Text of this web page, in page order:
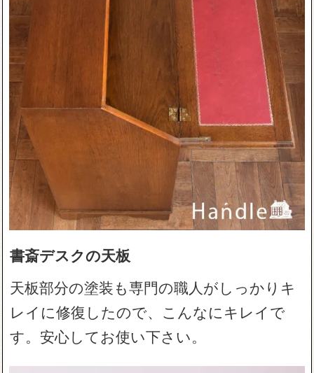
書斎デスクの天板
天板部分の塗装も専門の職人がしっかりキ
レイに修復したので、こんなにキレイで
す。安心してお使い下さい。